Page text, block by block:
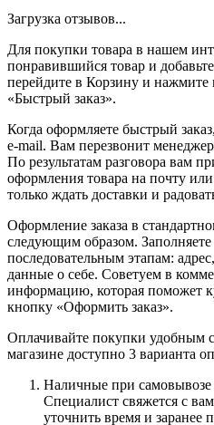
Загрузка отзывов...
Для покупки товара в нашем
понравившийся товар и
перейдите в Корзину и нажмите
«Быстрый заказ».
Когда оформляете быстрый
e-mail. Вам перезвонит
По результатам разговора вам
оформления товара на почту
только ждать доставки и
Оформление заказа в
следующим образом.
последовательным этапам:
данные о себе. Советуем в
информацию, которая поможет
кнопку «Оформить заказ».
Оплачивайте покупки удобным
магазине доступно 3 варианта
Наличные при самовывозе
Специалист свяжется с
уточнить время и заранее